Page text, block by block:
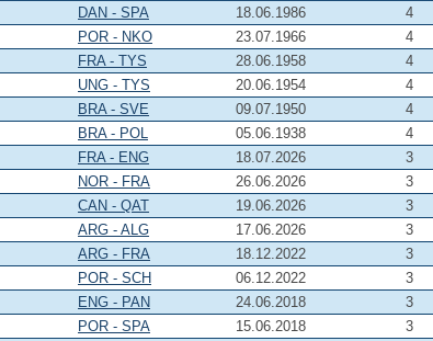
DAN - SPA 18.06.1986
4
POR - NKO 23.07.1966
4
FRA - TYS 28.06.1958
4
UNG - TYS 20.06.1954
4
BRA - SVE 09.07.1950
4
BRA - POL 05.06.1938
4
FRA - ENG 18.07.2026
3
NOR - FRA 26.06.2026
3
CAN - QAT 19.06.2026
3
ARG - ALG 17.06.2026
3
ARG - FRA 18.12.2022
3
POR - SCH 06.12.2022
3
ENG - PAN 24.06.2018
3
POR - SPA 15.06.2018
3